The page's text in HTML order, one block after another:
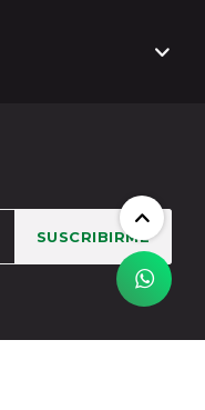
SUSCRIBIRME